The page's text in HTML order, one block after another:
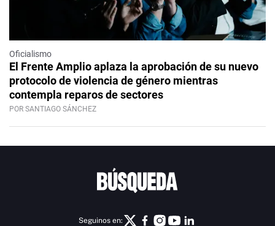
Oficialismo
El Frente Amplio aplaza la aprobación de su nuevo
protocolo de violencia de género mientras
contempla reparos de sectores
POR SANTIAGO SÁNCHEZ
Seguinos en: